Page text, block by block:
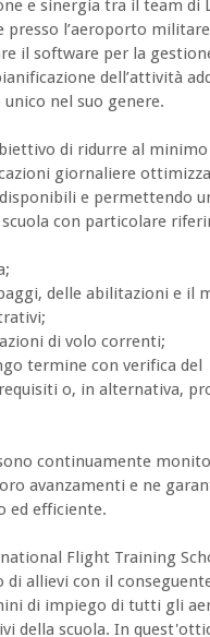
e sinergia tra il team di
presso l’aeroporto
il software per la
dell’attività
nel suo genere.
di ridurre al
giornaliere
e permettendo
con particolare
delle abilitazioni e il
di volo correnti;
termine con verifica del
o, in alternativa,
continuamente
avanzamenti e ne
ed efficiente.
Flight Training
di allievi con il
di impiego di tutti gli
della scuola. In